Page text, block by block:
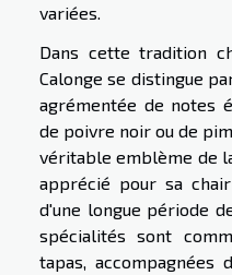
variées.
Dans cette tradition
Calonge se distingue
agrémentée de notes
de poivre noir ou de
véritable emblème de
apprécié pour sa
d'une longue période
spécialités sont
tapas,